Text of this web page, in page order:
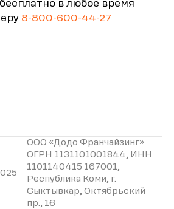
в любое время
8-800-600-44-27
ООО «Додо Франчайзинг»
ОГРН 1131101001844, ИНН
1101140415 167001,
Республика Коми, г.
Сыктывкар, Октябрьский
пр., 16